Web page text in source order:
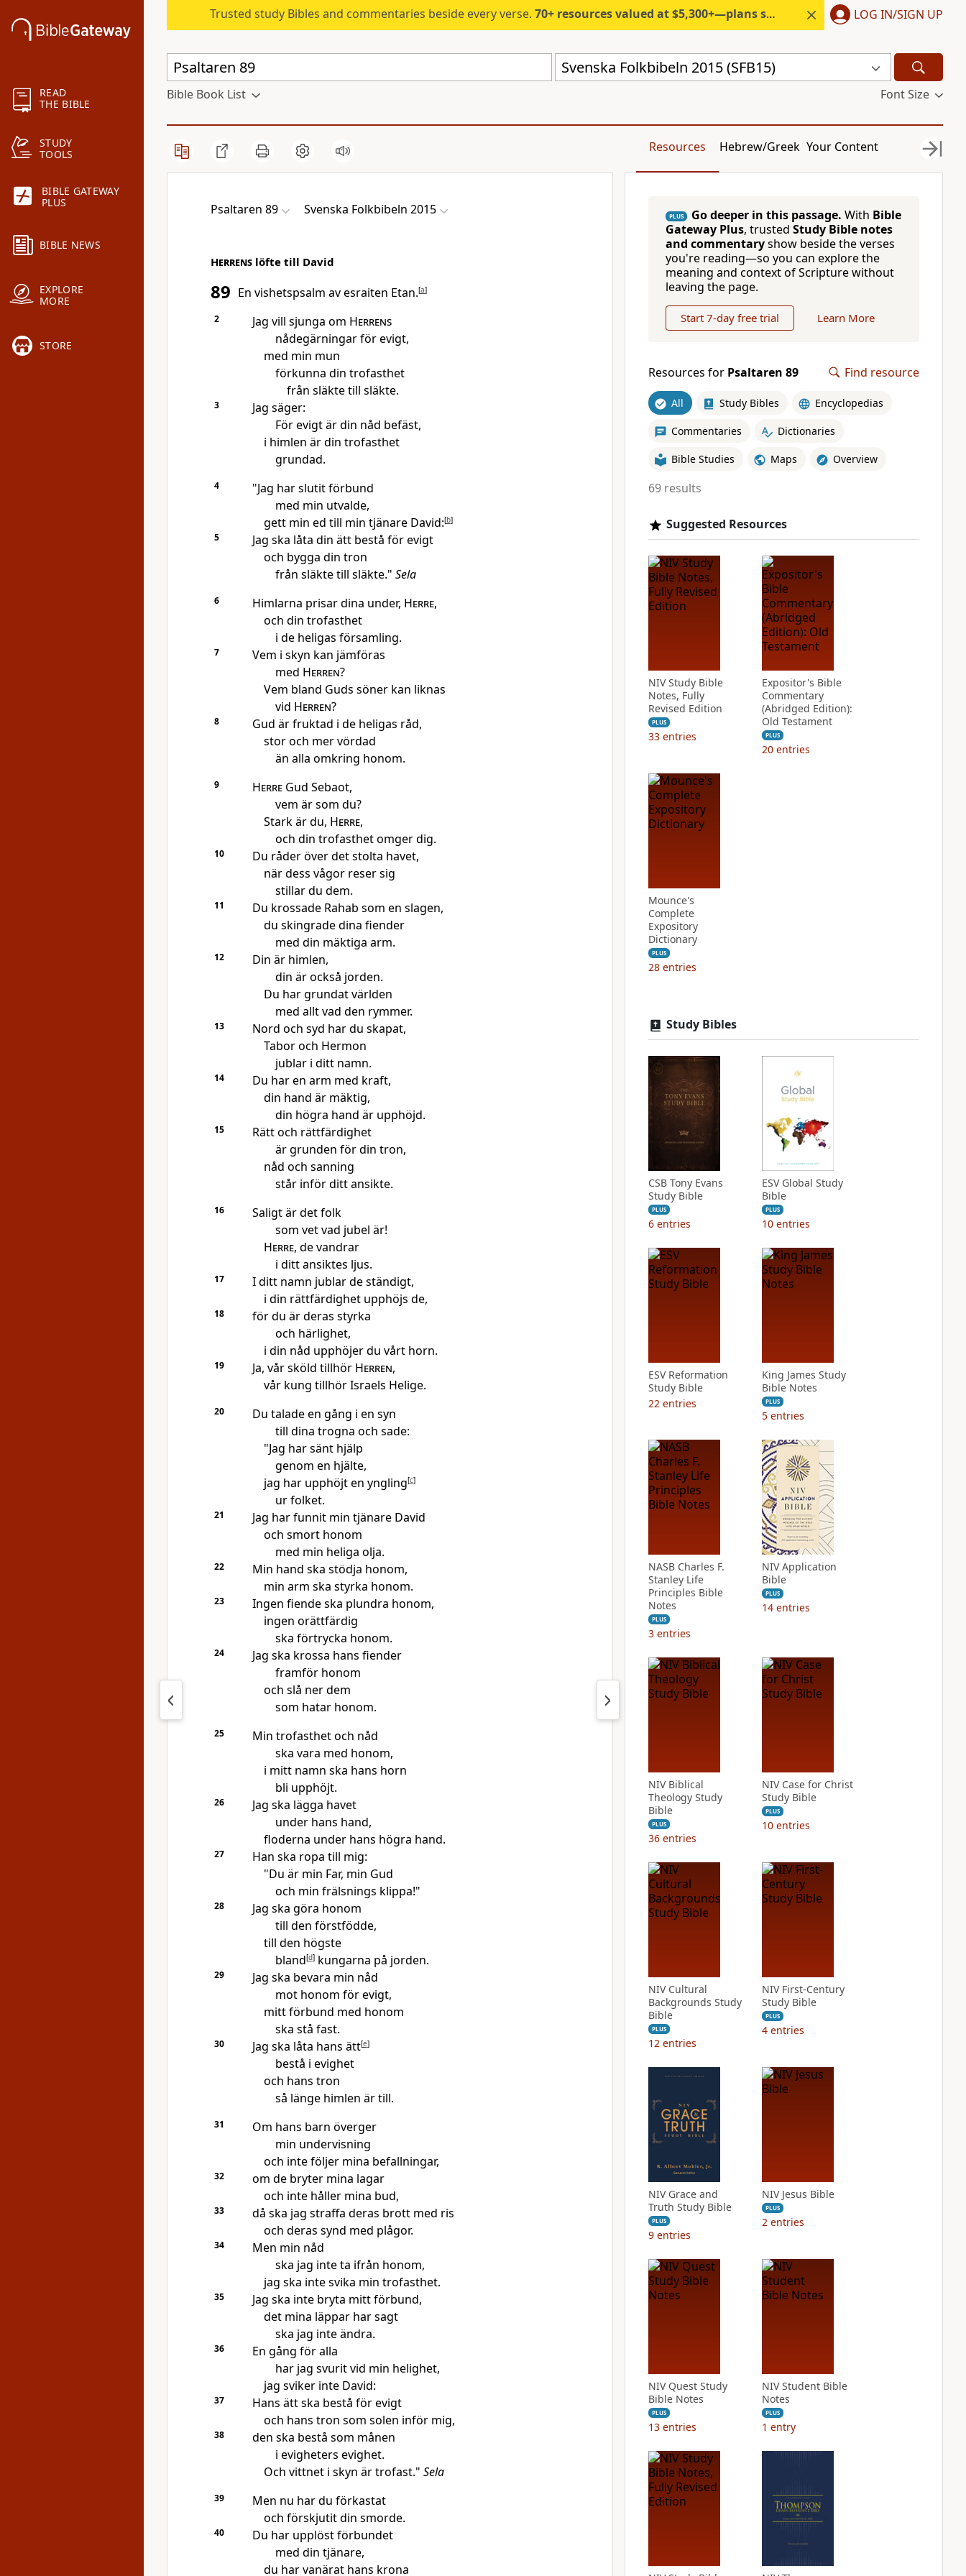
READ
THE BIBLE
STUDY
TOOLS
BIBLE GATEWAY
PLUS
BIBLE NEWS
EXPLORE
MORE
STORE
Trusted study Bibles and commentaries beside every verse. 70+ resources valued at $5,300+—plans start under $6/month. LOG IN/SIGN UP
Svenska Folkbibeln 2015 (SFB15)
Bible Book List Font Size
Resources Hebrew/Greek Your Content
Psaltaren 89 Svenska Folkbibeln 2015
Herrens löfte till David
89 En vishetspsalm av esraiten Etan.[a]
2 Jag vill sjunga om Herrens
nådegärningar för evigt,
med min mun
förkunna din trofasthet
från släkte till släkte.
3
Jag säger:
För evigt är din nåd befäst,
i himlen är din trofasthet
grundad.
4
"Jag har slutit förbund
med min utvalde,
gett min ed till min tjänare David:[b]
5
Jag ska låta din ätt bestå för evigt
och bygga din tron
från släkte till släkte." Sela
6 Himlarna prisar dina under, Herre,
och din trofasthet
i de heligas församling.
7
Vem i skyn kan jämföras
med Herren?
Vem bland Guds söner kan liknas
vid Herren?
8
Gud är fruktad i de heligas råd,
stor och mer vördad
än alla omkring honom.
9 HerreGud Sebaot,
vem är som du?
Stark är du, Herre,
och din trofasthet omger dig.
10
Du råder över det stolta havet,
när dess vågor reser sig
stillar du dem.
11
Du krossade Rahab som en slagen,
du skingrade dina fiender
med din mäktiga arm.
12
Din är himlen,
din är också jorden.
Du har grundat världen
med allt vad den rymmer.
13
Nord och syd har du skapat,
Tabor och Hermon
jublar i ditt namn.
14
Du har en arm med kraft,
din hand är mäktig,
din högra hand är upphöjd.
15
Rätt och rättfärdighet
är grunden för din tron,
nåd och sanning
står inför ditt ansikte.
16
Saligt är det folk
som vet vad jubel är!
Herre, de vandrar
i ditt ansiktes ljus.
17
I ditt namn jublar de ständigt,
i din rättfärdighet upphöjs de,
18
för du är deras styrka
och härlighet,
i din nåd upphöjer du vårt horn.
19 Ja, vår sköld tillhör Herren,
vår kung tillhör Israels Helige.
20
Du talade en gång i en syn
till dina trogna och sade:
"Jag har sänt hjälp
genom en hjälte,
jag har upphöjt en yngling[c]
ur folket.
21
Jag har funnit min tjänare David
och smort honom
med min heliga olja.
22
Min hand ska stödja honom,
min arm ska styrka honom.
23
Ingen fiende ska plundra honom,
ingen orättfärdig
ska förtrycka honom.
24
Jag ska krossa hans fiender
framför honom
och slå ner dem
som hatar honom.
25
Min trofasthet och nåd
ska vara med honom,
i mitt namn ska hans horn
bli upphöjt.
26
Jag ska lägga havet
under hans hand,
floderna under hans högra hand.
27
Han ska ropa till mig:
"Du är min Far, min Gud
och min frälsnings klippa!"
28
Jag ska göra honom
till den förstfödde,
till den högste
bland[d]kungarna på jorden.
29
Jag ska bevara min nåd
mot honom för evigt,
mitt förbund med honom
ska stå fast.
30 Jag ska låta hans ätt[e]
bestå i evighet
och hans tron
så länge himlen är till.
31
Om hans barn överger
min undervisning
och inte följer mina befallningar,
32
om de bryter mina lagar
och inte håller mina bud,
33
då ska jag straffa deras brott med ris
och deras synd med plågor.
34
Men min nåd
ska jag inte ta ifrån honom,
jag ska inte svika min trofasthet.
35
Jag ska inte bryta mitt förbund,
det mina läppar har sagt
ska jag inte ändra.
36
En gång för alla
har jag svurit vid min helighet,
jag sviker inte David:
37
Hans ätt ska bestå för evigt
och hans tron som solen inför mig,
38
den ska bestå som månen
i evigheters evighet.
Och vittnet i skyn är trofast." Sela
39
Men nu har du förkastat
och förskjutit din smorde.
40
Du har upplöst förbundet
med din tjänare,
du har vanärat hans krona
PLUS Go deeper in this passage. With Bible
Gateway Plus, trusted Study Bible notes
and commentaryshow beside the verses
you're reading—so you can explore the
meaning and context of Scripture without
leaving the page.
Start 7-day free trial Learn More
Resources for Psaltaren 89 Find resource
All Study Bibles Encyclopedias
Commentaries Dictionaries
Bible Studies Maps Overview
69 results
Suggested Resources
NIV Study Bible
Notes, Fully
Revised Edition
PLUS
33 entries
Expositor's Bible
Commentary
(Abridged Edition):
Old Testament
PLUS
20 entries
Mounce's
Complete
Expository
Dictionary
PLUS
28 entries
Study Bibles
CSB Tony Evans
Study Bible
PLUS
6 entries
ESV Global Study
Bible
PLUS
10 entries
ESV Reformation
Study Bible
22 entries
King James Study
Bible Notes
PLUS
5 entries
NASB Charles F.
Stanley Life
Principles Bible
Notes
PLUS
3 entries
NIV Application
Bible
PLUS
14 entries
NIV Biblical
Theology Study
Bible
PLUS
36 entries
NIV Case for Christ
Study Bible
PLUS
10 entries
NIV Cultural
Backgrounds Study
Bible
PLUS
12 entries
NIV First-Century
Study Bible
PLUS
4 entries
NIV Grace and
Truth Study Bible
PLUS
9 entries
NIV Jesus Bible
PLUS
2 entries
NIV Quest Study
Bible Notes
PLUS
13 entries
NIV Student Bible
Notes
PLUS
1 entry